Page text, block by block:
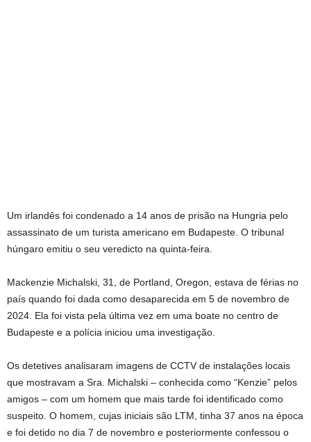
Um irlandês foi condenado a 14 anos de prisão na Hungria pelo
assassinato de um turista americano em Budapeste. O tribunal
húngaro emitiu o seu veredicto na quinta-feira.
Mackenzie Michalski, 31, de Portland, Oregon, estava de férias no
país quando foi dada como desaparecida em 5 de novembro de
2024. Ela foi vista pela última vez em uma boate no centro de
Budapeste e a polícia iniciou uma investigação.
Os detetives analisaram imagens de CCTV de instalações locais
que mostravam a Sra. Michalski – conhecida como “Kenzie” pelos
amigos – com um homem que mais tarde foi identificado como
suspeito. O homem, cujas iniciais são LTM, tinha 37 anos na época
e foi detido no dia 7 de novembro e posteriormente confessou o